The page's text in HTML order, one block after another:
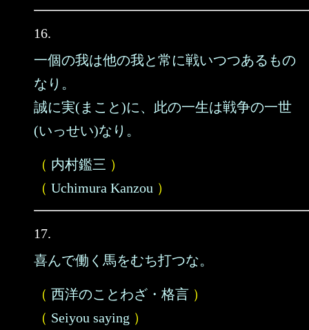
16.
一個の我は他の我と常に戦いつつあるもの
なり。
誠に実(まこと)に、此の一生は戦争の一世
(いっせい)なり。
（ 内村鑑三 ）
（ Uchimura Kanzou ）
17.
喜んで働く馬をむち打つな。
（ 西洋のことわざ・格言 ）
（ Seiyou saying ）